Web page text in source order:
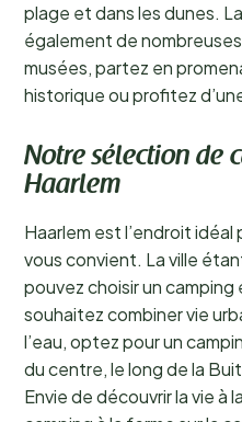
plage et dans les dunes.
également de
musées, partez en
historique ou profitez
Notre sélection de
Haarlem
Haarlem est l’endroit
vous convient. La ville
pouvez choisir un camping
souhaitez combiner vie
l’eau, optez pour un
du centre, le long de la
Envie de découvrir la vie à